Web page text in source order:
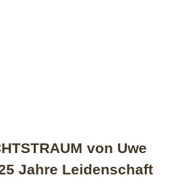
von Uwe
Jahre Leidenschaft